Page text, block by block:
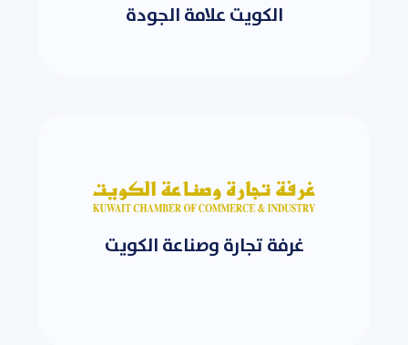
الكويت علامة الجودة
غرفة تجارة وصناعة الكويت